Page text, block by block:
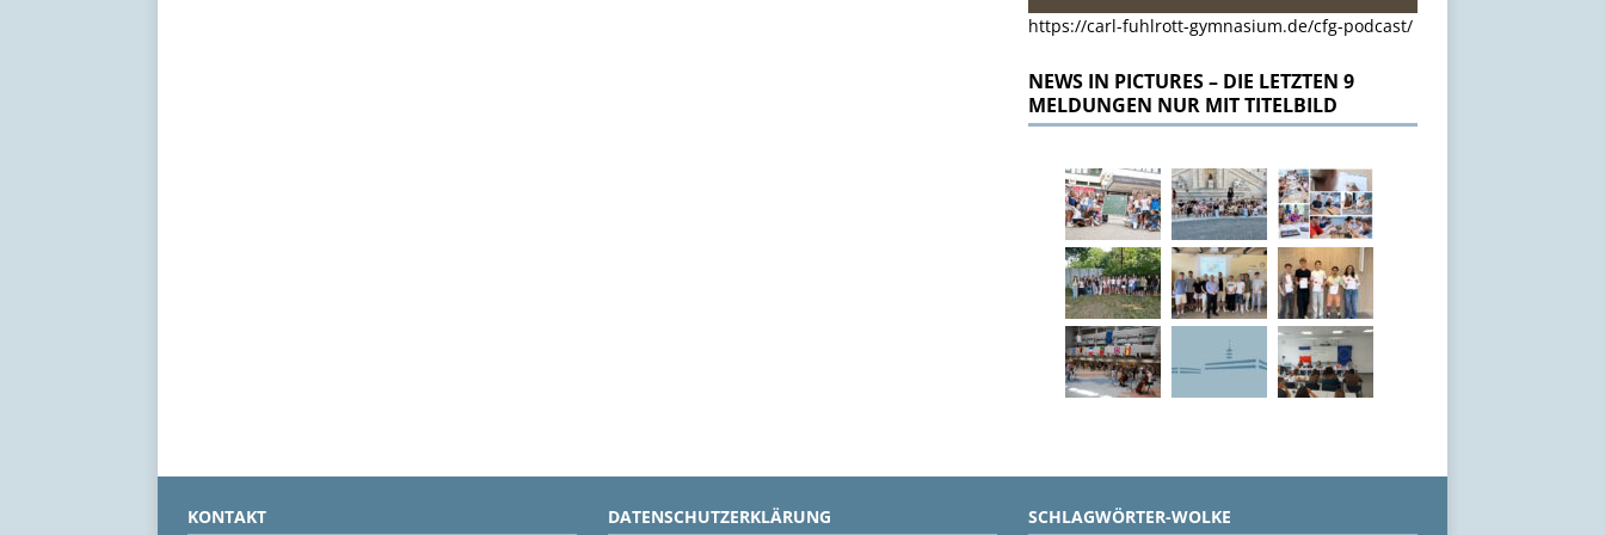
https://carl-fuhlrott-gymnasium.de/cfg-podcast/
NEWS IN PICTURES – DIE LETZTEN 9
MELDUNGEN NUR MIT TITELBILD
KONTAKT DATENSCHUTZERKLÄRUNG SCHLAGWÖRTER-WOLKE